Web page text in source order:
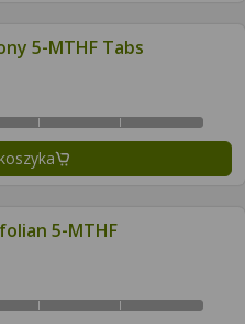
5-MTHF Tabs
5-MTHF